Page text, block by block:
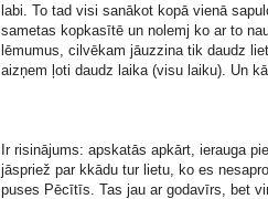
labi. To tad visi sanākot kopā vienā
sametas kopkasītē un nolemj ko ar to
lēmumus, cilvēkam jāuzzina tik daudz
aizņem ļoti daudz laika (visu laiku). Un
Ir risinājums: apskatās apkārt, ierauga
jāspriež par kkādu tur lietu, ko es
puses Pēcītīs. Tas jau ar godavīrs, bet